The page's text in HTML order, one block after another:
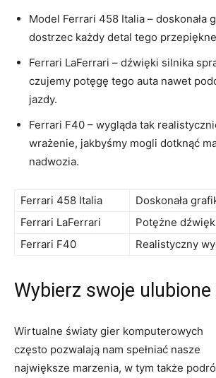
Model ‍Ferrari 458 ⁣Italia – doskonała
dostrzec każdy detal tego
Ferrari LaFerrari – dźwięki‍ silnika
czujemy⁣ potęgę tego ‌auta nawet
jazdy.
Ferrari F40 – wygląda tak
wrażenie, ‍jakbyśmy ⁣mogli ‍dotknąć
nadwozia.
Ferrari‍ 458‌ Italia
Doskonała
Ferrari LaFerrari
Potężne
Ferrari F40
Realistyczny
Wybierz swoje ulubione
Wirtualne ⁤światy gier ​komputerowych
⁢często pozwalają‍ nam spełniać⁤ nasze
⁤największe ‌marzenia, w tym także